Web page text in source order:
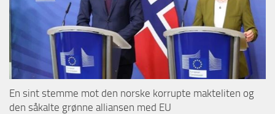
En sint stemme mot den norske korrupte makteliten og
den såkalte grønne alliansen med EU